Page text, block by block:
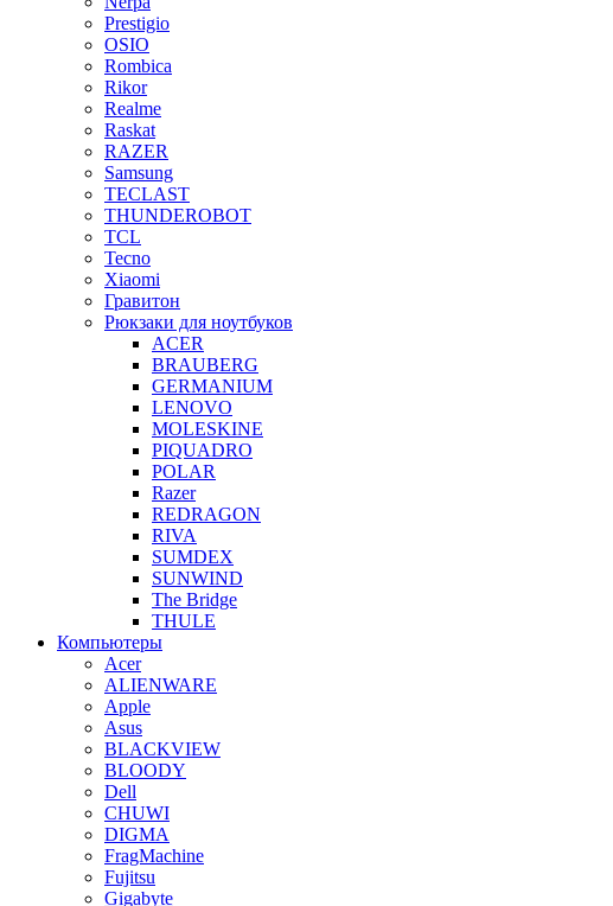
Prestigio
OSIO
Rombica
Rikor
Realme
Raskat
RAZER
Samsung
TECLAST
THUNDEROBOT
TCL
Tecno
Xiaomi
Гравитон
Рюкзаки для ноутбуков
ACER
BRAUBERG
GERMANIUM
LENOVO
MOLESKINE
PIQUADRO
POLAR
Razer
REDRAGON
RIVA
SUMDEX
SUNWIND
The Bridge
THULE
Компьютеры
Acer
ALIENWARE
Apple
Asus
BLACKVIEW
BLOODY
Dell
CHUWI
DIGMA
FragMachine
Fujitsu
Gigabyte